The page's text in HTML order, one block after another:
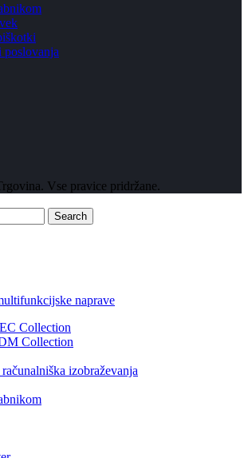
poslovanja
Vse pravice pridržane.
Search
naprave
Collection
Collection
izobraževanja